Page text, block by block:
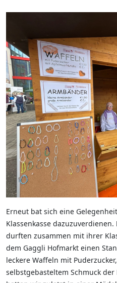
Erneut bat sich eine
Klassenkasse
durften zusammen mit ihrer
dem Gaggli Hofmarkt einen
leckere Waffeln mit
selbstgebasteltem Schmuck